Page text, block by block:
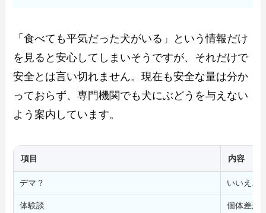
「食べても平気だった犬がいる」という情報だけ
を見ると安心してしまいそうですが、それだけで
安全とは言い切れません。現在も安全な量は分か
っておらず、専門機関でも犬にぶどうを与えない
よう案内しています。
項目 内容
デマ？ いいえ。
体験談 個体差が